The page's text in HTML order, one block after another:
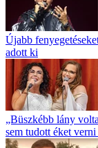
Újabb
adott ki
„Büszkébb lány
sem tudott éket